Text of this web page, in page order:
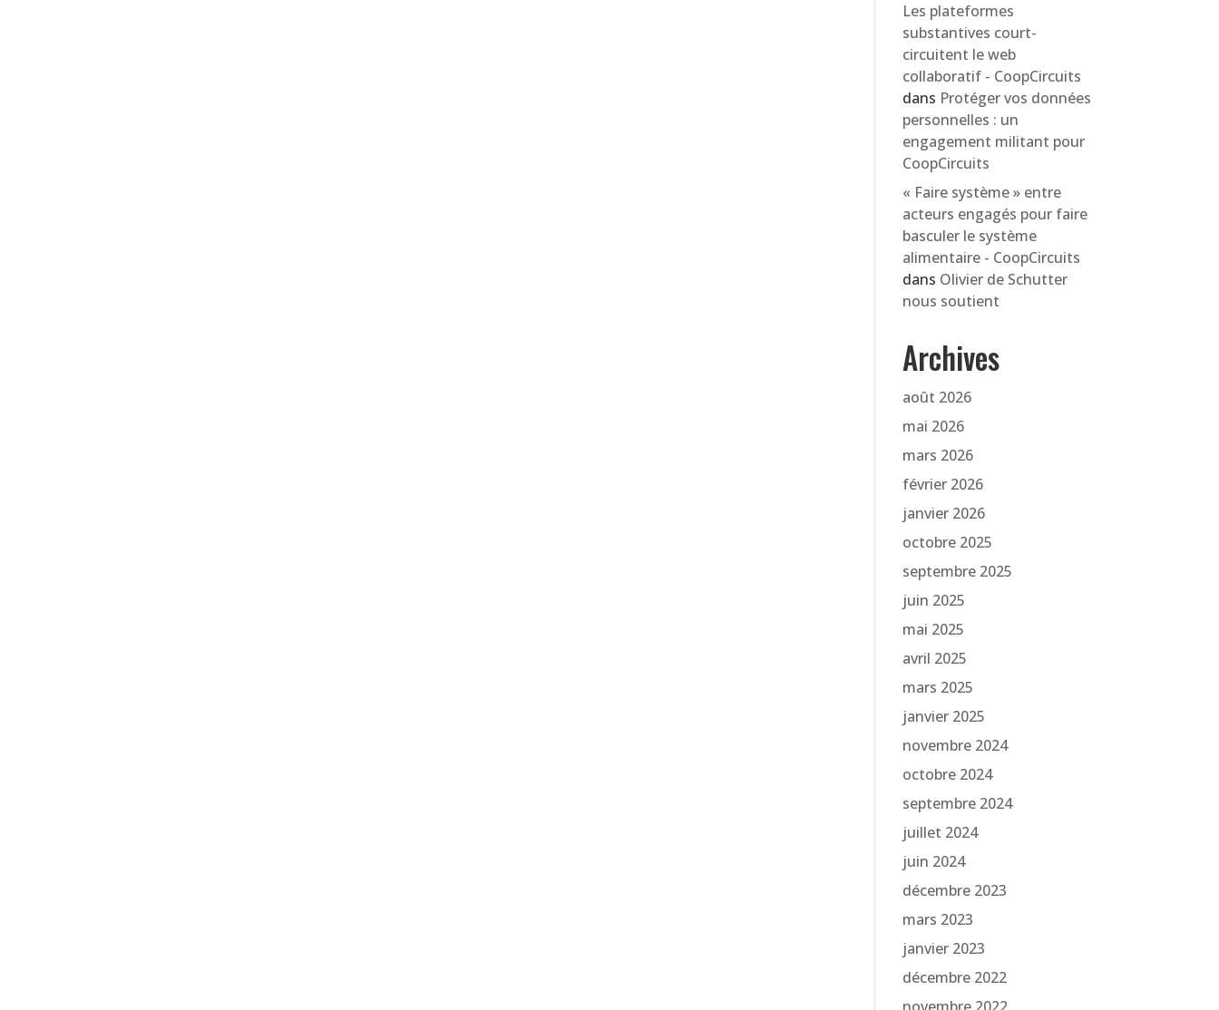
Les plateformes
substantives court-
circuitent le web
collaboratif - CoopCircuits
dans Protéger vos données
personnelles : un
engagement militant pour
CoopCircuits
« Faire système » entre
acteurs engagés pour faire
basculer le système
alimentaire - CoopCircuits
dans Olivier de Schutter
nous soutient
Archives
août 2026
mai 2026
mars 2026
février 2026
janvier 2026
octobre 2025
septembre 2025
juin 2025
mai 2025
avril 2025
mars 2025
janvier 2025
novembre 2024
octobre 2024
septembre 2024
juillet 2024
juin 2024
décembre 2023
mars 2023
janvier 2023
décembre 2022